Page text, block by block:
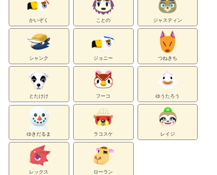
かいぞく ことの ジャスティン
シャンク ジョニー つねきち
とたけけ フーコ ゆうたろう
ゆきだるま ラコスケ レイジ
レックス ローラン